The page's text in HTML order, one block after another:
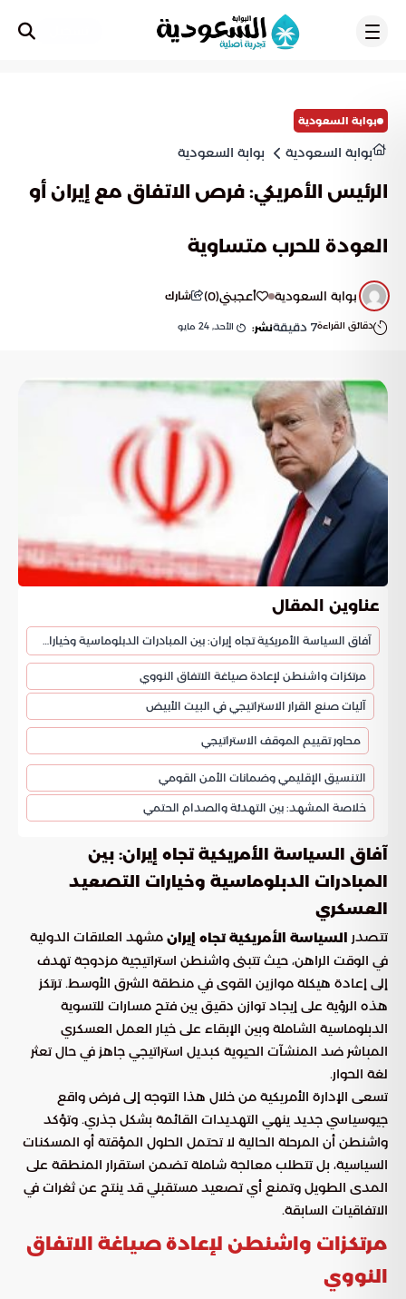
بوابة السعودية
بوابة السعودية بوابة السعودية
الرئيس الأمريكي: فرص الاتفاق مع إيران أو
العودة للحرب متساوية
بوابة السعودية أعجبني(
0
) شارك
دقائق القراءة7 دقيقةنشر: الأحد, 24 مايو
عناوين المقال
آفاق السياسة الأمريكية تجاه إيران: بين المبادرات الدبلوماسية وخيارات التصعيد العسكري
مرتكزات واشنطن لإعادة صياغة الاتفاق النووي
آليات صنع القرار الاستراتيجي في البيت الأبيض
محاور تقييم الموقف الاستراتيجي
التنسيق الإقليمي وضمانات الأمن القومي
خلاصة المشهد: بين التهدئة والصدام الحتمي
آفاق السياسة الأمريكية تجاه إيران: بين
المبادرات الدبلوماسية وخيارات التصعيد
العسكري
تتصدر السياسة الأمريكية تجاه إيران مشهد العلاقات الدولية
في الوقت الراهن، حيث تتبنى واشنطن استراتيجية مزدوجة تهدف
إلى إعادة هيكلة موازين القوى في منطقة الشرق الأوسط. ترتكز
هذه الرؤية على إيجاد توازن دقيق بين فتح مسارات للتسوية
الدبلوماسية الشاملة وبين الإبقاء على خيار العمل العسكري
المباشر ضد المنشآت الحيوية كبديل استراتيجي جاهز في حال تعثر
لغة الحوار.
تسعى الإدارة الأمريكية من خلال هذا التوجه إلى فرض واقع
جيوسياسي جديد ينهي التهديدات القائمة بشكل جذري. وتؤكد
واشنطن أن المرحلة الحالية لا تحتمل الحلول المؤقتة أو المسكنات
السياسية، بل تتطلب معالجة شاملة تضمن استقرار المنطقة على
المدى الطويل وتمنع أي تصعيد مستقبلي قد ينتج عن ثغرات في
الاتفاقيات السابقة.
مرتكزات واشنطن لإعادة صياغة الاتفاق
النووي